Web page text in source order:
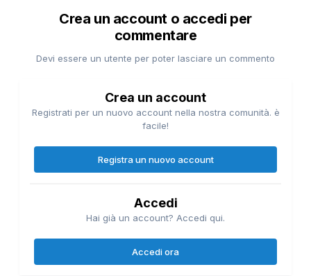
Crea un account o accedi per
commentare
Devi essere un utente per poter lasciare un commento
Crea un account
Registrati per un nuovo account nella nostra comunità. è
facile!
Registra un nuovo account
Accedi
Hai già un account? Accedi qui.
Accedi ora